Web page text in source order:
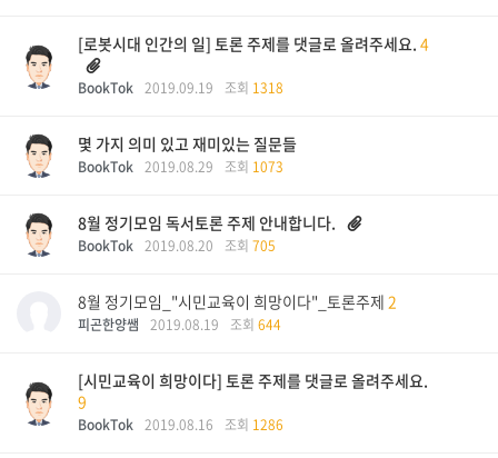
[로봇시대 인간의 일] 토론 주제를 댓글로 올려주세요. 4
BookTok 2019.09.19 조회 1318
몇 가지 의미 있고 재미있는 질문들
BookTok 2019.08.29 조회 1073
8월 정기모임 독서토론 주제 안내합니다.
BookTok 2019.08.20 조회 705
8월 정기모임_"시민교육이 희망이다"_토론주제 2
피곤한양쌤 2019.08.19 조회 644
[시민교육이 희망이다] 토론 주제를 댓글로 올려주세요.
9
BookTok 2019.08.16 조회 1286